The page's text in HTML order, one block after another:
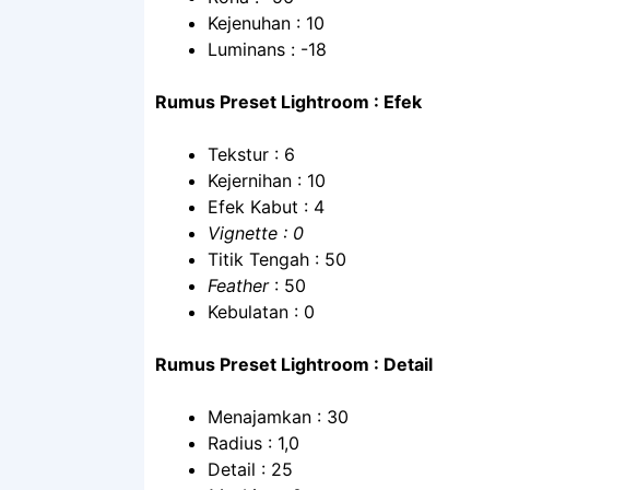
Kejenuhan : 10
Luminans : -18
Rumus Preset Lightroom : Efek
Tekstur : 6
Kejernihan : 10
Efek Kabut : 4
Vignette : 0
Titik Tengah : 50
Feather: 50
Kebulatan : 0
Rumus Preset Lightroom : Detail
Menajamkan : 30
Radius : 1,0
Detail : 25